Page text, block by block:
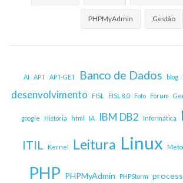
PHPMyAdmin Gestão
AI APT APT-GET Banco de Dados blog
desenvolvimento FISL FISL 8.0 Foto Fórum
google História html IA IBM DB2 Informática
ITIL Kernel Leitura Linux
PHP PHPMyAdmin PHPStorm